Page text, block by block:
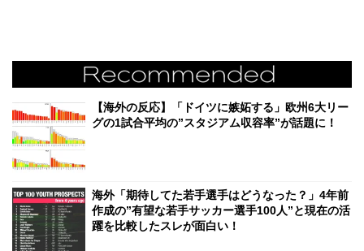
【海外の反応】「ドイツに嫉妬する」欧州6大リー
グの1試合平均の”スタジアム収容率”が話題に！
海外「期待してた若手選手はどうなった？」4年前
作成の”有望な若手サッカー選手100人”と現在の活
躍を比較したスレが面白い！